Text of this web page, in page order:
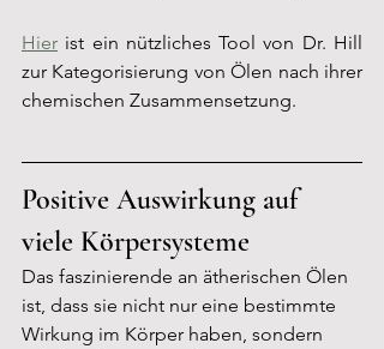
Hier ist ein nützliches Tool von Dr. Hill
zur Kategorisierung von Ölen nach ihrer
chemischen Zusammensetzung.
Positive Auswirkung auf
viele Körpersysteme
Das faszinierende an ätherischen Ölen
ist, dass sie nicht nur eine bestimmte
Wirkung im Körper haben, sondern